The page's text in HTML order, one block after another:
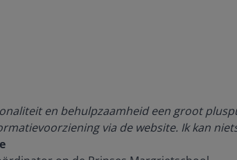
en behulpzaamheid een groot
via de website. Ik kan